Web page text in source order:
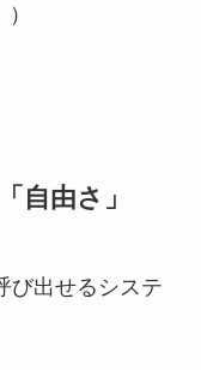
自由さ」
び出せるシステ